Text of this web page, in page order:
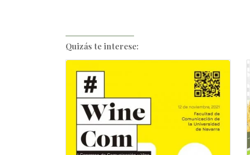
Quizás te interese: